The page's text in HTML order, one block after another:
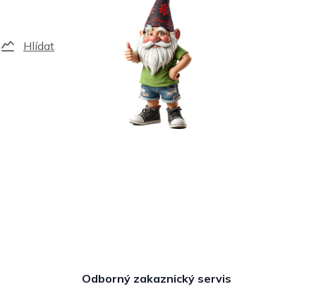
Hlídat
Odborný zakaznický servis